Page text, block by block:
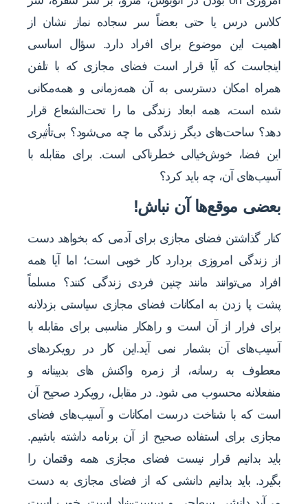
کلاس درس یا حتی بعضاً سر سجاده نماز نشان از
اهمیت این موضوع برای افراد دارد. سؤال اساسی
اینجاست که آیا قرار است فضای مجازی که با تلفن
همراه امکان دسترسی به آن همه‌زمانی و همه‌مکانی
شده است، همه ابعاد زندگی ما را تحت‌الشعاع قرار
دهد؟ ساحت‌های دیگر زندگی ما چه می‌شود؟ بی‌تأثیری
این فضا، خوش‌خیالی خطرناکی است. برای مقابله با
آسیب‌های آن، چه باید کرد؟
بعضی موقع‌ها آن نباش!
کنار گذاشتن فضای مجازی برای آدمی که بخواهد دست
از زندگی امروزی بردارد کار خوبی است؛ اما آیا همه
افراد می‌توانند مانند چنین فردی زندگی کنند؟ مسلماً
پشت پا زدن به امکانات فضای مجازی سیاستی بزدلانه
برای فرار از آن است و راهکار مناسبی برای مقابله با
آسیب‌های آن بشمار نمی آید.این کار در رویکردهای
معطوف به رسانه، از زمره واکنش های بدبینانه و
منفعلانه محسوب می شود. در مقابل، رویکرد صحیح آن
است که با شناخت درست امکانات و آسیب‌های فضای
مجازی برای استفاده صحیح از آن برنامه داشته باشیم.
باید بدانیم قرار نیست فضای مجازی همه وقتمان را
بگیرد. باید بدانیم دانشی که از فضای مجازی به دست